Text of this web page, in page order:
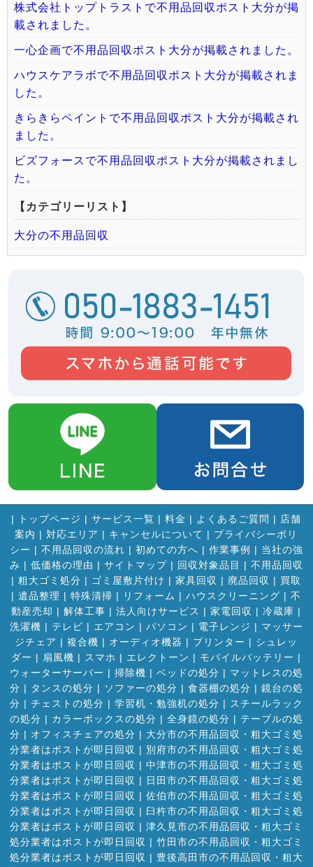
株式会社トップトラストで不用品回収ポスト大分が掲
載されました。
一心企画で不用品回収ポスト大分が掲載されました。
ハウスケアラボで不用品回収ポスト大分が掲載されま
した。
きらきらペイントで不用品回収ポスト大分が掲載され
ました。
ビズフォースで不用品回収ポスト大分が掲載されまし
た。
【カテゴリーリスト】
大分の不用品回収
| トップページ | サービス一覧 | 料金 | よくあるご質問 | 店舗
案内 | 対応エリア | キャンセルについて | プライバシーポリ
シー | 不用品回収の流れ | 初めての方へ | 作業事例 | 当社の強
み | 低価格の理由 | サイトマップ| 回収対象品目 | 不用品回収
| 粗大ゴミ処分 | ゴミ屋敷片付け | 家具回収 | 廃品回収 | 買取
| 遺品整理 | 特殊清掃 | リフォーム | ハウスクリーニング | 不
動産売却 | 解体工事 | 法人向けサービス | 家電回収 | 冷蔵庫 |
洗濯機 | テレビ | エアコン | パソコン | 電子レンジ | マッサー
ジチェア | 複合機 | オーディオ機器 | プリンター | シュレッ
ダー | 扇風機 | スマホ | エレクトーン | モバイルバッテリー |
ウォーターサーバー | 掃除機 | ベッドの処分 | マットレスの処
分 | タンスの処分 | ソファーの処分 | 食器棚の処分 | 鏡台の処
分 | チェストの処分 | 学習机・勉強机の処分 | スチールラック
の処分 | カラーボックスの処分 | 全身鏡の処分 | テーブルの処
分 | オフィスチェアの処分 | 大分市の不用品回収・粗大ゴミ処
分業者はポストが即日回収 | 別府市の不用品回収・粗大ゴミ処
分業者はポストが即日回収 | 中津市の不用品回収・粗大ゴミ処
分業者はポストが即日回収 | 日田市の不用品回収・粗大ゴミ処
分業者はポストが即日回収 | 佐伯市の不用品回収・粗大ゴミ処
分業者はポストが即日回収 | 臼杵市の不用品回収・粗大ゴミ処
分業者はポストが即日回収 | 津久見市の不用品回収・粗大ゴミ
処分業者はポストが即日回収 | 竹田市の不用品回収・粗大ゴミ
処分業者はポストが即日回収 | 豊後高田市の不用品回収・粗大